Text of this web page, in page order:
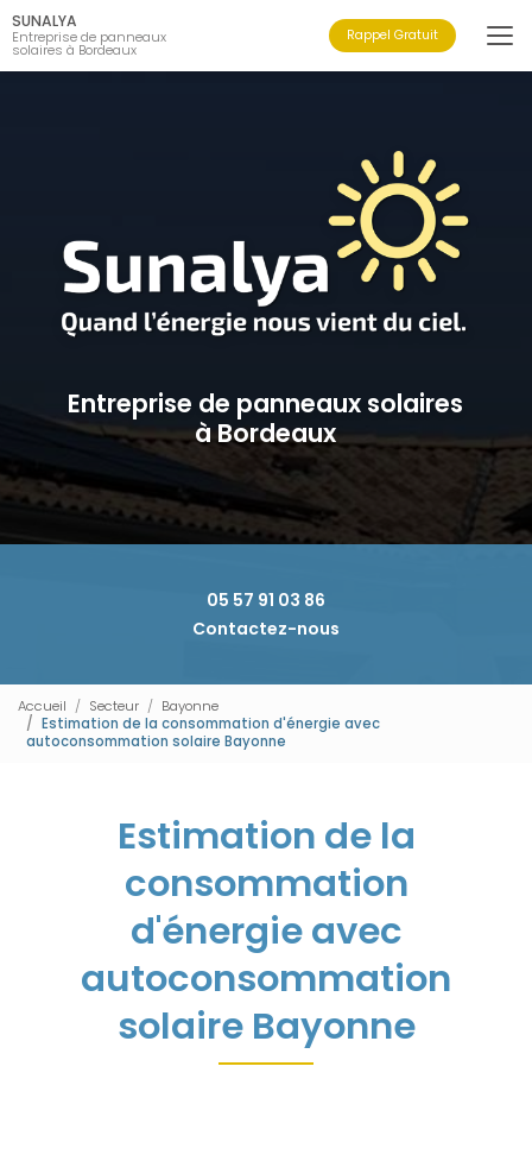
Aller
au
contenu
principal
SUNALYA
Entreprise de panneaux
solaires à Bordeaux
Rappel Gratuit
Entreprise de panneaux solaires
à Bordeaux
05 57 91 03 86
Contactez-nous
Accueil Secteur
Bayonne
Estimation de la consommation d'énergie avec
autoconsommation solaire Bayonne
Estimation de la
consommation
d'énergie avec
autoconsommation
solaire Bayonne